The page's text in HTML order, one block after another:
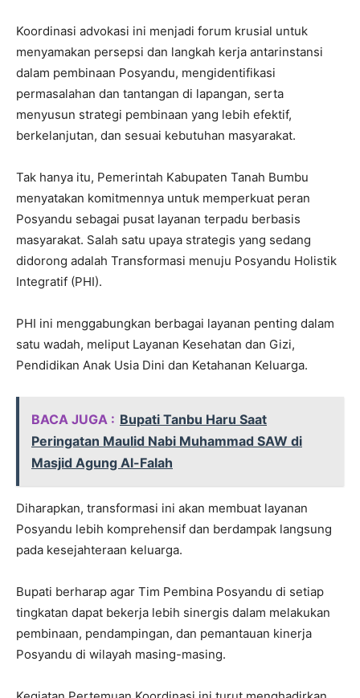
Koordinasi advokasi ini menjadi forum krusial untuk
menyamakan persepsi dan langkah kerja antarinstansi
dalam pembinaan Posyandu, mengidentifikasi
permasalahan dan tantangan di lapangan, serta
menyusun strategi pembinaan yang lebih efektif,
berkelanjutan, dan sesuai kebutuhan masyarakat.
Tak hanya itu, Pemerintah Kabupaten Tanah Bumbu
menyatakan komitmennya untuk memperkuat peran
Posyandu sebagai pusat layanan terpadu berbasis
masyarakat. Salah satu upaya strategis yang sedang
didorong adalah Transformasi menuju Posyandu Holistik
Integratif (PHI).
PHI ini menggabungkan berbagai layanan penting dalam
satu wadah, meliput Layanan Kesehatan dan Gizi,
Pendidikan Anak Usia Dini dan Ketahanan Keluarga.
BACA JUGA : Bupati Tanbu Haru Saat
Peringatan Maulid Nabi Muhammad SAW di
Masjid Agung Al-Falah
Diharapkan, transformasi ini akan membuat layanan
Posyandu lebih komprehensif dan berdampak langsung
pada kesejahteraan keluarga.
Bupati berharap agar Tim Pembina Posyandu di setiap
tingkatan dapat bekerja lebih sinergis dalam melakukan
pembinaan, pendampingan, dan pemantauan kinerja
Posyandu di wilayah masing-masing.